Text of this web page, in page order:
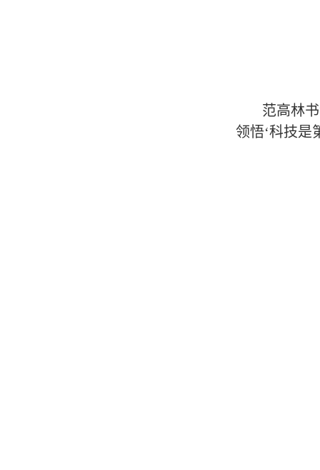
范高林
领悟‘科技是